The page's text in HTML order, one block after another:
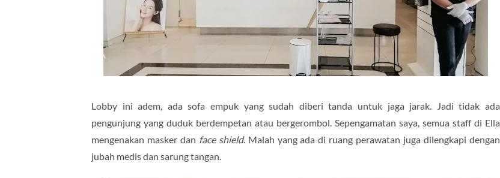
Lobby ini adem, ada sofa empuk yang sudah diberi tanda untuk jaga jarak. Jadi tidak ada
pengunjung yang duduk berdempetan atau bergerombol. Sepengamatan saya, semua staff di Ella
mengenakan masker dan face shield. Malah yang ada di ruang perawatan juga dilengkapi dengan
jubah medis dan sarung tangan.